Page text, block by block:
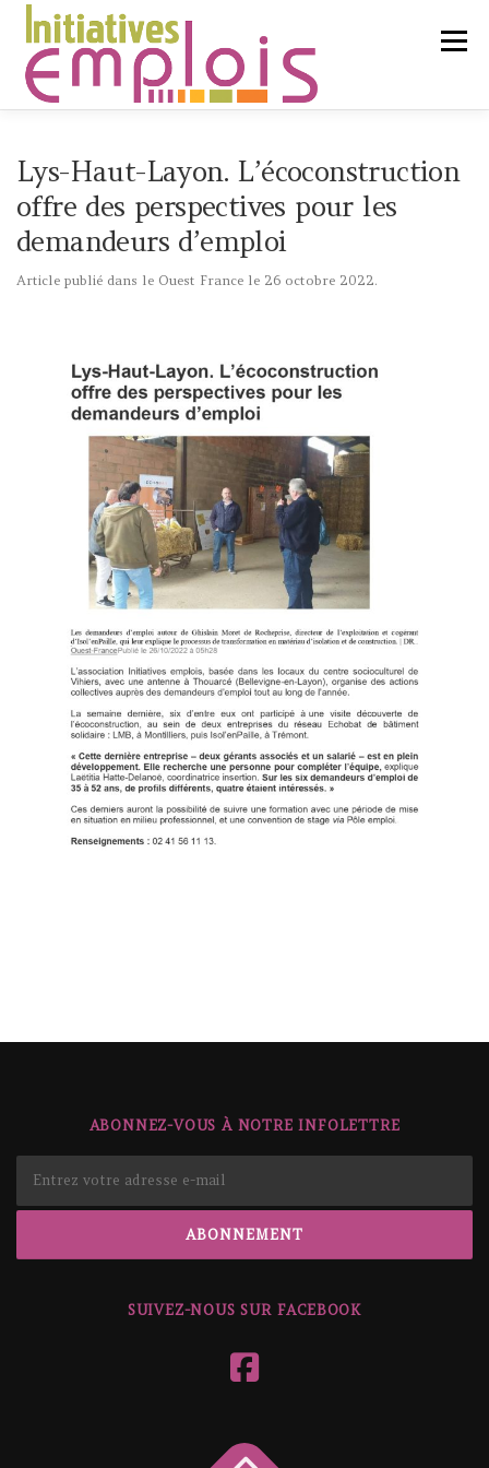
Aller
contenu
Menu
SERVICES CLIENTS
LIENS UTILES CONTACT
Lys-Haut-Layon. L’écoconstruction
offre des perspectives pour les
demandeurs d’emploi
Article publié dans le Ouest France le 26 octobre 2022.
ABONNEZ-VOUS À NOTRE INFOLETTRE
SUIVEZ-NOUS SUR FACEBOOK